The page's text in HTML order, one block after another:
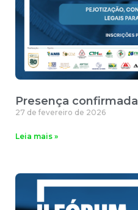
Presença confirmada
27 de fevereiro de 2026
Leia mais »